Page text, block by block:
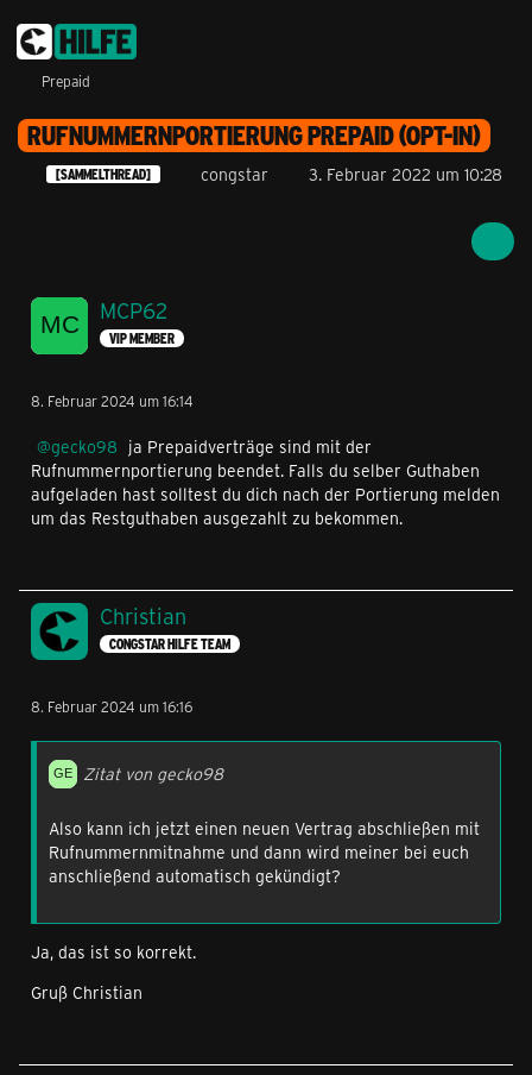
Prepaid
RUFNUMMERNPORTIERUNG PREPAID (OPT-IN)
[SAMMELTHREAD] congstar 3. Februar 2022 um 10:28
MCP62
VIP MEMBER
8. Februar 2024 um 16:14
gecko98 ja Prepaidverträge sind mit der
Rufnummernportierung beendet. Falls du selber Guthaben
aufgeladen hast solltest du dich nach der Portierung melden
um das Restguthaben ausgezahlt zu bekommen.
Christian
CONGSTAR HILFE TEAM
8. Februar 2024 um 16:16
Zitat von gecko98
Also kann ich jetzt einen neuen Vertrag abschließen mit
Rufnummernmitnahme und dann wird meiner bei euch
anschließend automatisch gekündigt?
Ja, das ist so korrekt.
Gruß Christian